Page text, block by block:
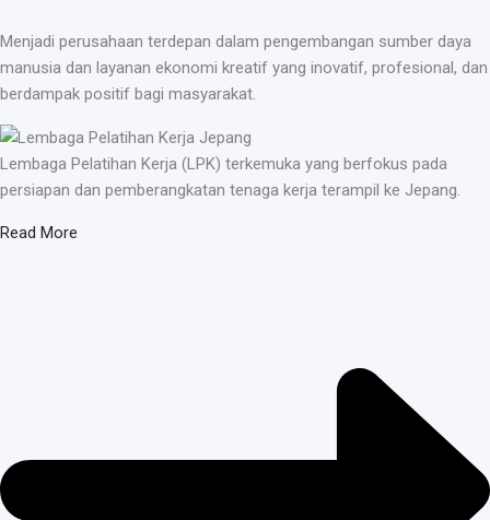
Menjadi perusahaan terdepan dalam pengembangan sumber daya
manusia dan layanan ekonomi kreatif yang inovatif, profesional, dan
berdampak positif bagi masyarakat.
Lembaga Pelatihan Kerja (LPK) terkemuka yang berfokus pada
persiapan dan pemberangkatan tenaga kerja terampil ke Jepang.
Read More